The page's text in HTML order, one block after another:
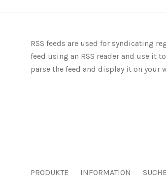
RSS feeds are used for syndicating
feed using an RSS reader and use it
parse the feed and display it on your
PRODUKTE INFORMATION SUCHE